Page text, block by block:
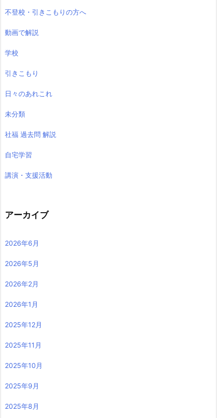
不登校・引きこもりの方へ
動画で解説
学校
引きこもり
日々のあれこれ
未分類
社福 過去問 解説
自宅学習
講演・支援活動
アーカイブ
2026年6月
2026年5月
2026年2月
2026年1月
2025年12月
2025年11月
2025年10月
2025年9月
2025年8月